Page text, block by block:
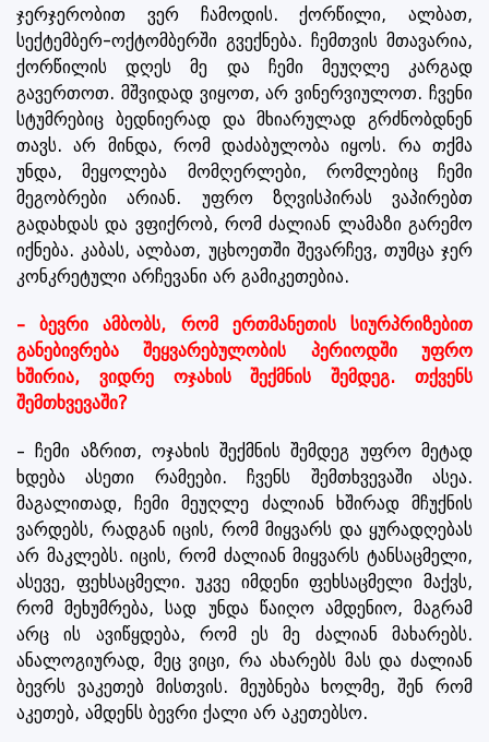
ჯერჯერობით ვერ ჩამოდის. ქორწილი, ალბათ,
სექტემბერ-ოქტომბერში გვექნება. ჩემთვის მთავარია,
ქორწილის დღეს მე და ჩემი მეუღლე კარგად
გავერთოთ. მშვიდად ვიყოთ, არ ვინერვიულოთ. ჩვენი
სტუმრებიც ბედნიერად და მხიარულად გრძნობდნენ
თავს. არ მინდა, რომ დაძაბულობა იყოს. რა თქმა
უნდა, მეყოლება მომღერლები, რომლებიც ჩემი
მეგობრები არიან. უფრო ზღვისპირას ვაპირებთ
გადახდას და ვფიქრობ, რომ ძალიან ლამაზი გარემო
იქნება. კაბას, ალბათ, უცხოეთში შევარჩევ, თუმცა ჯერ
კონკრეტული არჩევანი არ გამიკეთებია.
– ბევრი ამბობს, რომ ერთმანეთის სიურპრიზებით
განებივრება შეყვარებულობის პერიოდში უფრო
ხშირია, ვიდრე ოჯახის შექმნის შემდეგ. თქვენს
შემთხვევაში?
– ჩემი აზრით, ოჯახის შექმნის შემდეგ უფრო მეტად
ხდება ასეთი რამეები. ჩვენს შემთხვევაში ასეა.
მაგალითად, ჩემი მეუღლე ძალიან ხშირად მჩუქნის
ვარდებს, რადგან იცის, რომ მიყვარს და ყურადღებას
არ მაკლებს. იცის, რომ ძალიან მიყვარს ტანსაცმელი,
ასევე, ფეხსაცმელი. უკვე იმდენი ფეხსაცმელი მაქვს,
რომ მეხუმრება, სად უნდა წაიღო ამდენიო, მაგრამ
არც ის ავიწყდება, რომ ეს მე ძალიან მახარებს.
ანალოგიურად, მეც ვიცი, რა ახარებს მას და ძალიან
ბევრს ვაკეთებ მისთვის. მეუბნება ხოლმე, შენ რომ
აკეთებ, ამდენს ბევრი ქალი არ აკეთებსო.